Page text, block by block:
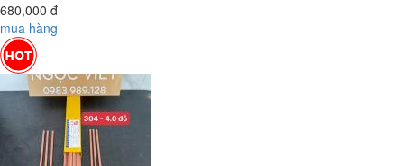
680,000 đ
mua hàng